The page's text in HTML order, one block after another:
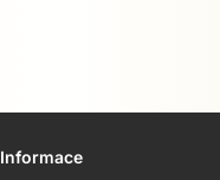
Informace